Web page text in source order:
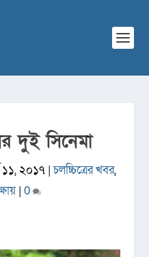
দুই সিনেমা
১১, ২০১৭|চলচ্চিত্রের খবর,
| 0